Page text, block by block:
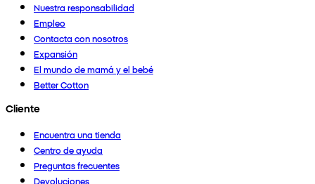
Nuestra responsabilidad
Empleo
Contacta con nosotros
Expansión
El mundo de mamá y el bebé
Better Cotton
Cliente
Encuentra una tienda
Centro de ayuda
Preguntas frecuentes
Devoluciones